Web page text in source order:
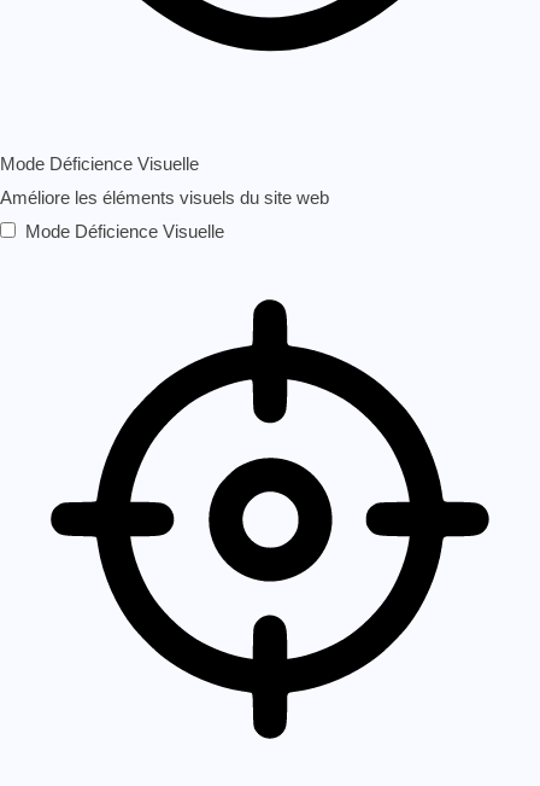
Mode Déficience Visuelle
Améliore les éléments visuels du site web
Mode Déficience Visuelle